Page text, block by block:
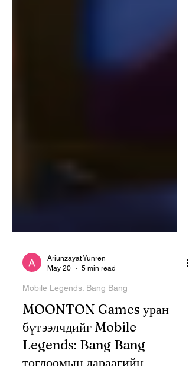
May 20
5 min read
Mobile Legends: Bang Bang
MOONTON Games уран
бүтээлчдийг Mobile